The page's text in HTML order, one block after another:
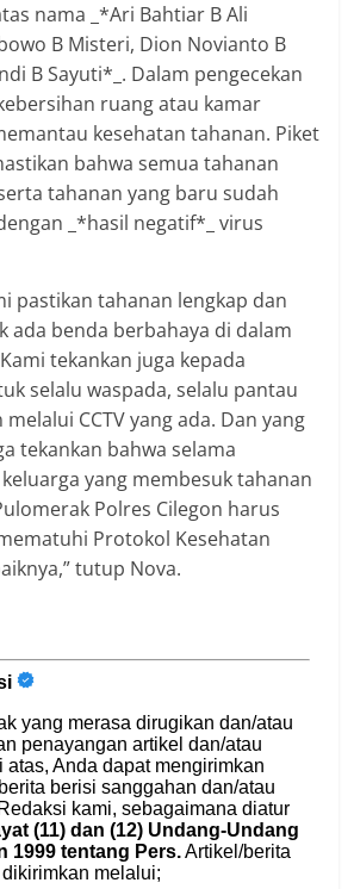
nama _*Ari Bahtiar B Ali
B Misteri, Dion Novianto B
B Sayuti*_. Dalam pengecekan
ruang atau kamar
kesehatan tahanan. Piket
bahwa semua tahanan
tahanan yang baru sudah
_*hasil negatif*_ virus
pastikan tahanan lengkap dan
ada benda berbahaya di dalam
tekankan juga kepada
selalu waspada, selalu pantau
CCTV yang ada. Dan yang
tekankan bahwa selama
yang membesuk tahanan
Polres Cilegon harus
Protokol Kesehatan
tutup Nova.